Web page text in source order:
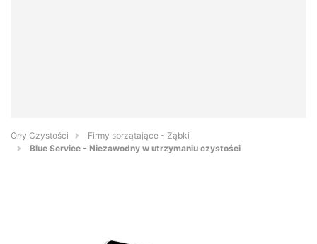
Orły Czystości
Firmy sprzątające - Ząbki
Blue Service - Niezawodny w utrzymaniu czystości